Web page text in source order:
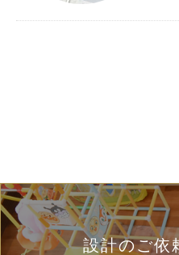
設計のご依